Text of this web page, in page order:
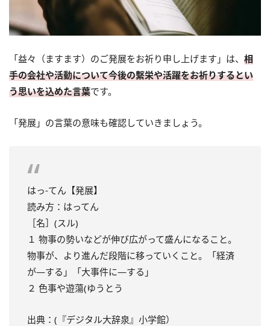
「益々（ますます）のご発展をお祈り申し上げます」は、 相
手の会社や活動について今後の繫栄や活躍をお祈りするとい
う思いを込めた言葉です。
「発展」の言葉の意味も確認していきましょう。
はっ‐てん【発展】
読み方：はってん
［名］(スル)
１ 物事の勢いなどが伸び広がって盛んになること。
物事が、より進んだ段階に移っていくこと。「経済
が—する」「大事件に—する」
２ 色事や遊蕩(ゆうとう
出典：(『デジタル大辞泉』小学館）